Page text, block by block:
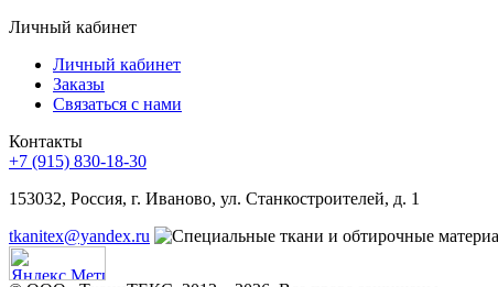
Личный кабинет
Личный кабинет
Заказы
Связаться с нами
Контакты
+7 (915) 830-18-30
153032, Россия, г. Иваново, ул. Станкостроителей, д. 1
tkanitex@yandex.ru